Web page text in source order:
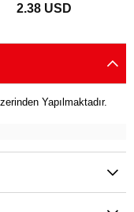
Kurdele
2.38 USD
Yapılmaktadır.